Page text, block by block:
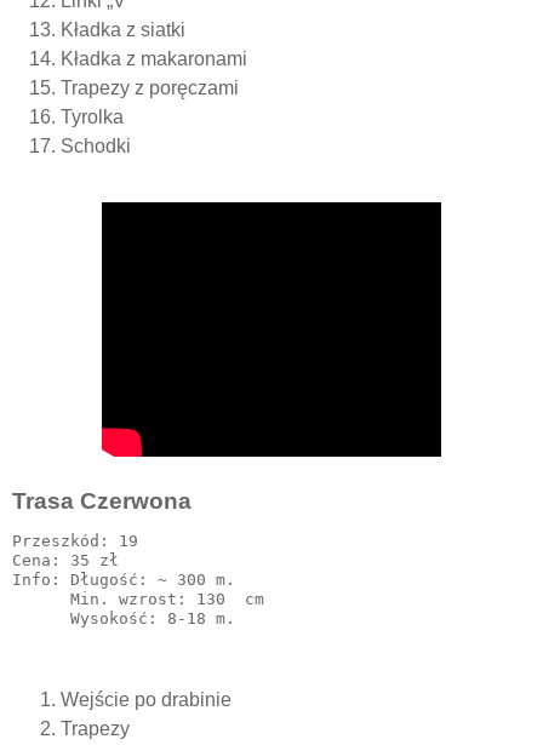
Kładka z siatki
Kładka z makaronami
Trapezy z poręczami
Tyrolka
Schodki
Trasa Czerwona
Przeszkód: 19
Cena: 35 zł
Info: Długość: ~ 300 m.
      Min. wzrost: 130  cm
      Wysokość: 8-18 m.
Wejście po drabinie
Trapezy